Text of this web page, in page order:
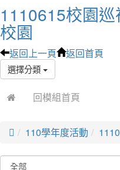
1110615校園
校園
返回上一頁 返回首頁
選擇分類
回模組首頁
 110學年度活動